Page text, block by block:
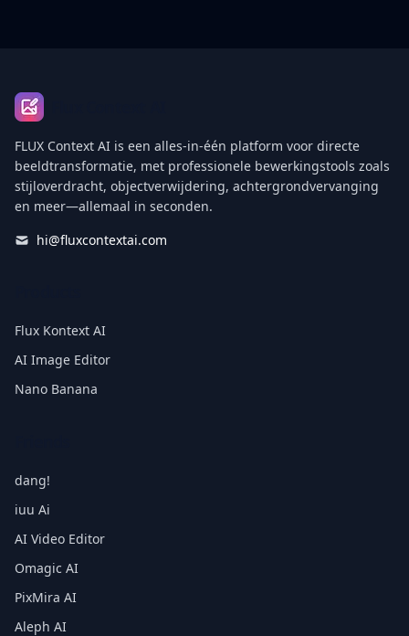
FLUX Context AI is een alles-in-één platform voor directe
beeldtransformatie, met professionele bewerkingstools zoals
stijloverdracht, objectverwijdering, achtergrondvervanging
en meer—allemaal in seconden.
hi@fluxcontextai.com
Flux Kontext AI
AI Image Editor
Nano Banana
dang!
iuu Ai
AI Video Editor
Omagic AI
PixMira AI
Aleph AI